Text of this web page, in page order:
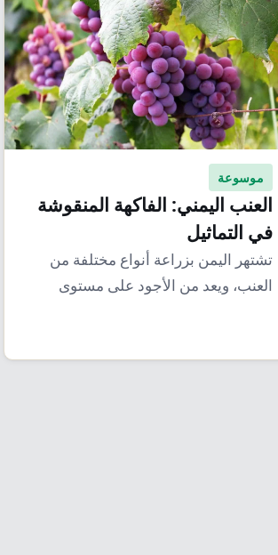
موسوعة
العنب اليمني: الفاكهة المنقوشة
في التماثيل
تشتهر اليمن بزراعة أنواع مختلفة من
العنب، ويعد من الأجود على مستوى